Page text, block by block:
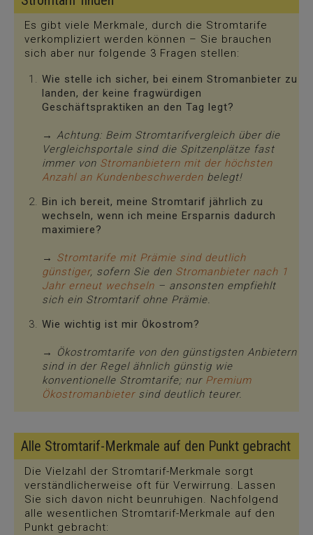
Es gibt viele Merkmale, durch die Stromtarife
verkompliziert werden können – Sie brauchen
sich aber nur folgende 3 Fragen stellen:
Wie stelle ich sicher, bei einem Stromanbieter zu
landen, der keine fragwürdigen
Geschäftspraktiken an den Tag legt?
→ Achtung: Beim Stromtarifvergleich über die
Vergleichsportale sind die Spitzenplätze fast
immer von Stromanbietern mit der höchsten
Anzahl an Kundenbeschwerden belegt!
Bin ich bereit, meine Stromtarif jährlich zu
wechseln, wenn ich meine Ersparnis dadurch
maximiere?
→ Stromtarife mit Prämie sind deutlich
günstiger, sofern Sie den Stromanbieter nach 1
Jahr erneut wechseln – ansonsten empfiehlt
sich ein Stromtarif ohne Prämie.
Wie wichtig ist mir Ökostrom?
→ Ökostromtarife von den günstigsten Anbietern
sind in der Regel ähnlich günstig wie
konventionelle Stromtarife; nur Premium
Ökostromanbietersind deutlich teurer.
Alle Stromtarif-Merkmale auf den Punkt gebracht
Die Vielzahl der Stromtarif-Merkmale sorgt
verständlicherweise oft für Verwirrung. Lassen
Sie sich davon nicht beunruhigen. Nachfolgend
alle wesentlichen Stromtarif-Merkmale auf den
Punkt gebracht: